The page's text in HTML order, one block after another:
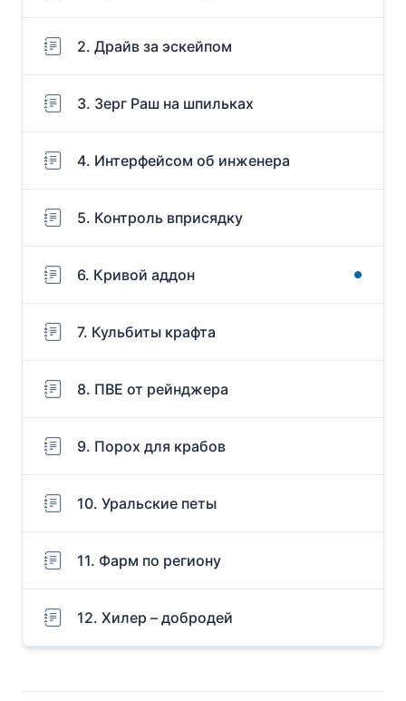
2. Драйв за эскейпом
3. Зерг Раш на шпильках
4. Интерфейсом об инженера
5. Контроль вприсядку
6. Кривой аддон
7. Кульбиты крафта
8. ПВЕ от рейнджера
9. Порох для крабов
10. Уральские петы
11. Фарм по региону
12. Хилер – добродей